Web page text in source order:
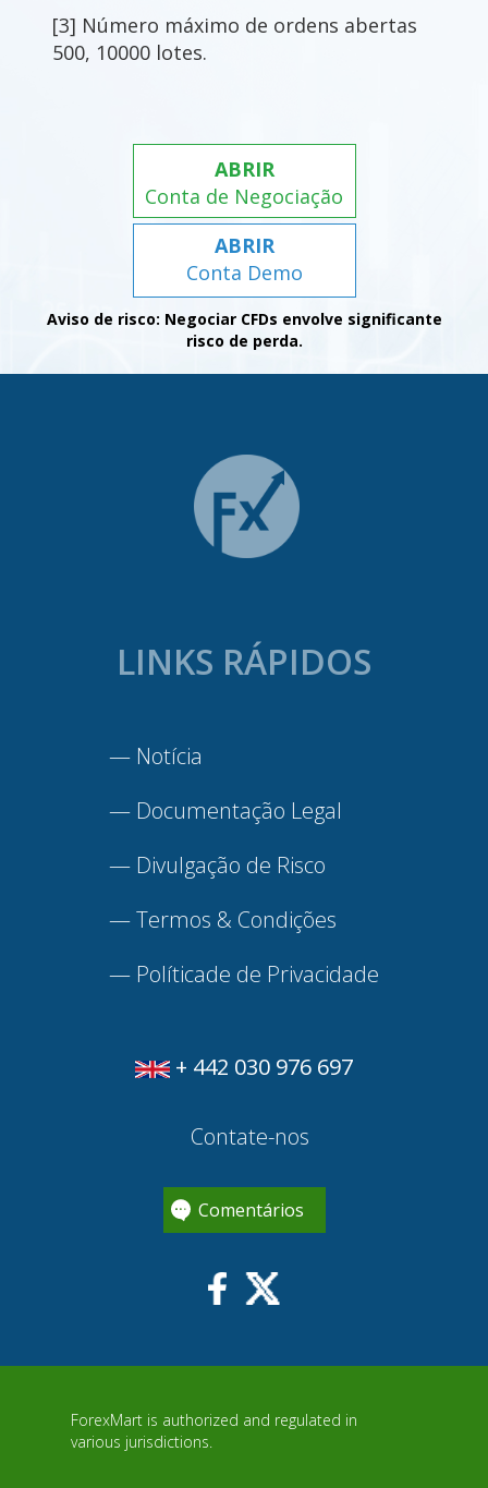
[3] Número máximo de ordens abertas
500, 10000 lotes.
ABRIR
Conta de Negociação
ABRIR
Conta Demo
Aviso de risco: Negociar CFDs envolve significante
risco de perda.
LINKS RÁPIDOS
— Notícia
— Documentação Legal
— Divulgação de Risco
—Termos & Condições
— Políticade de Privacidade
+ 442 030 976 697
Contate-nos
Comentários
ForexMart is authorized and regulated in
various jurisdictions.